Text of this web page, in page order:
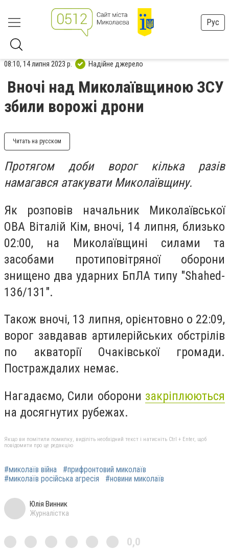
Рус
08:10, 14 липня 2023 р. Надійне джерело
Вночі над Миколаївщиною ЗСУ
збили ворожі дрони
Читать на русском
Протягом доби ворог кілька разів
намагався атакувати Миколаївщину.
Як розповів начальник Миколаївської
ОВА Віталій Кім, вночі, 14 липня, близько
02:00, на Миколаївщині силами та
засобами протиповітряної оборони
знищено два ударних БпЛА типу "Shahed-
136/131".
Також вночі, 13 липня, орієнтовно о 22:09,
ворог завдавав артилерійських обстрілів
по акваторії Очаківської громади.
Постраждалих немає.
Нагадаємо, Сили оборони закріплюються
на досягнутих рубежах.
Якщо ви помітили помилку, виділіть необхідний текст і натисніть Ctrl + Enter, щоб
повідомити про це редакцію
#миколаїв війна
#прифронтовий миколаїв
#миколаїв російська агресія
#новини миколаїв
Юлія Винник
Журналістка
0,0